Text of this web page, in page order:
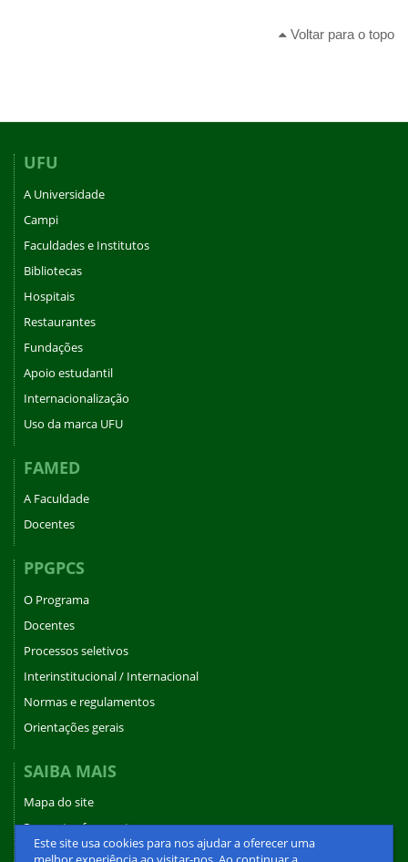
Este site usa cookies para nos ajudar a oferecer uma
Voltar para o topo
UFU
A Universidade
Campi
Faculdades e Institutos
Bibliotecas
Hospitais
Restaurantes
Fundações
Apoio estudantil
Internacionalização
Uso da marca UFU
FAMED
A Faculdade
Docentes
PPGPCS
O Programa
Docentes
Processos seletivos
Interinstitucional / Internacional
Normas e regulamentos
Orientações gerais
SAIBA MAIS
Mapa do site
Perguntas frequentes
Fale conosco